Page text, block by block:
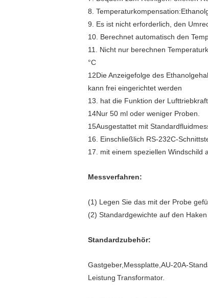
8.
9. Es ist nicht erforderlich, den
10. Berechnet automatisch den
11. Nicht nur berechnen
°C
12Die Anzeigefolge des
kann frei eingerichtet werden
13. hat die Funktion der
14Nur 50 ml oder weniger Proben.
15Ausgestattet mit
16. Einschließlich RS-232C-
17. mit einem speziellen Windschild
Messverfahren:
(1) Legen Sie das mit der Probe
(2) Standardgewichte auf den
Standardzubehör:
Gastgeber,Messplatte,AU-20A-
Leistung Transformator.